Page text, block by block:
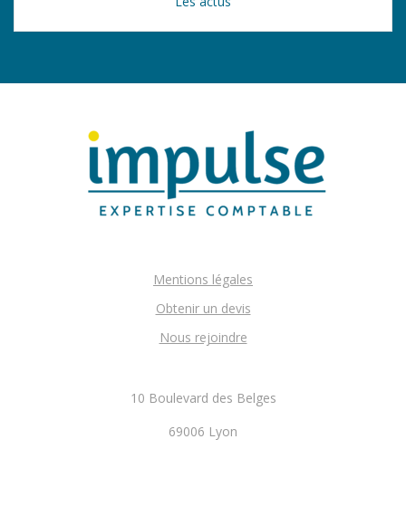
Mentions légales
Obtenir un devis
Nous rejoindre
10 Boulevard des Belges
69006 Lyon